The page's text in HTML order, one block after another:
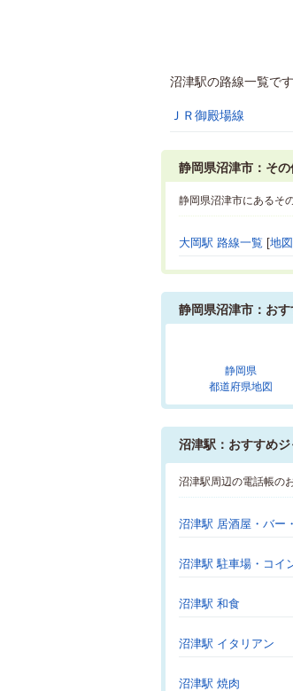
沼津駅の路線一覧で
ＪＲ御殿場線
静岡県沼津市：そ
静岡県沼津市にあるそ
大岡駅 路線一覧 [地図
静岡県沼津市：おす
静岡県
都道府県地図
沼津駅：おすすめ
沼津駅周辺の電話帳の
沼津駅 居酒屋・バー
沼津駅 駐車場・コイ
沼津駅 和食
沼津駅 イタリアン
沼津駅 焼肉